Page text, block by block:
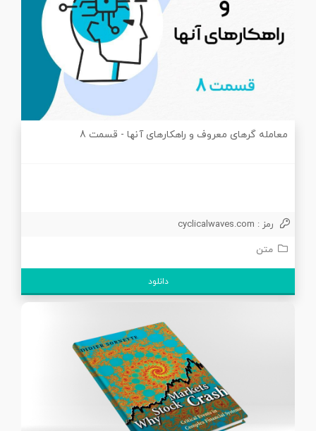
معامله گرهای معروف و راهکارهای آنها - قسمت 8
رمز : cyclicalwaves.com
متن
دانلود